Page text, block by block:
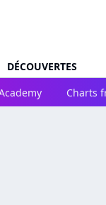
DÉCOUVERTES
Charts